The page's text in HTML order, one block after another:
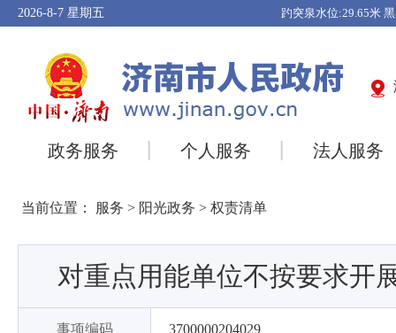
2026-8-7 星期五
政务服务 个人服务 法人服务
当前位置： 服务 > 阳光政务 > 权责清单
对重点用能单位不按要求开
事项编码 3700000204029